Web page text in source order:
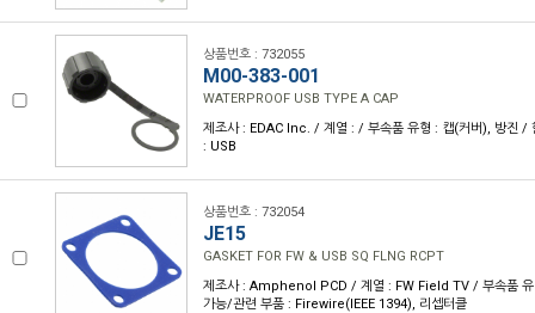
상품번호 : 732055
M00-383-001
WATERPROOF USB TYPE A CAP
제조사 : EDAC Inc. / 계열 : / 부속품 유형 : 캡(커버), 방진 /
: USB
상품번호 : 732054
JE15
GASKET FOR FW & USB SQ FLNG RCPT
제조사 : Amphenol PCD / 계열 : FW Field TV / 부속품 유
가능/관련 부품 : Firewire(IEEE 1394), 리셉터클